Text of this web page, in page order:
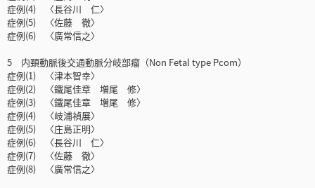
症例(4) 〈長谷川 仁〉
症例(5) 〈佐藤 徹〉
症例(6) 〈廣常信之〉
5 内頚動脈後交通動脈分岐部瘤（Non Fetal type Pcom）
症例(1) 〈津本智幸〉
症例(2) 〈鐵尾佳章 増尾 修〉
症例(3) 〈鐵尾佳章 増尾 修〉
症例(4) 〈岐浦禎展〉
症例(5) 〈庄島正明〉
症例(6) 〈長谷川 仁〉
症例(7) 〈佐藤 徹〉
症例(8) 〈廣常信之〉